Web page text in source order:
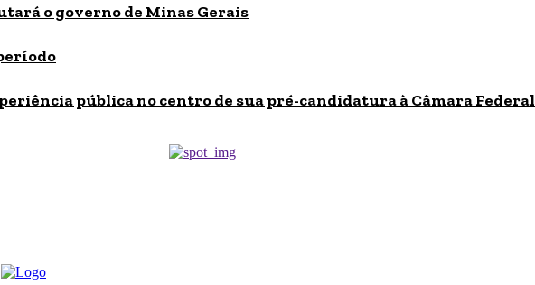
o governo de Minas Gerais
pública no centro de sua pré-candidatura à Câmara Federal